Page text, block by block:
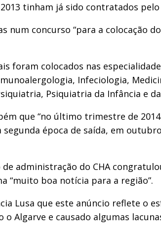
tinham já sido contratados
num concurso “para a colocação
foram colocados nas
Infeciologia,
Psiquiatria da Infância e
que “no último trimestre de
época de saída, em
administração do CHA
“muito boa notícia para a região”.
Lusa que este anúncio reflete
Algarve e causado algumas